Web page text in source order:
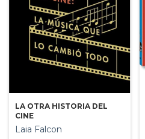
LA OTRA HISTORIA DEL
CINE
Laia Falcon